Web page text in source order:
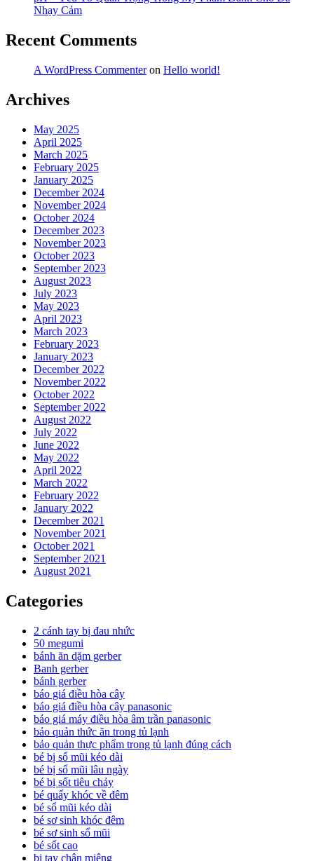
Nhạy Cảm
Recent Comments
A WordPress Commenteron Hello world!
Archives
May 2025
April 2025
March 2025
February 2025
January 2025
December 2024
November 2024
October 2024
December 2023
November 2023
October 2023
September 2023
August 2023
July 2023
May 2023
April 2023
March 2023
February 2023
January 2023
December 2022
November 2022
October 2022
September 2022
August 2022
July 2022
June 2022
May 2022
April 2022
March 2022
February 2022
January 2022
December 2021
November 2021
October 2021
September 2021
August 2021
Categories
2 cánh tay bị đau nhức
50 megumi
bánh ăn dặm gerber
Banh gerber
bánh gerber
báo giá điều hòa cây
báo giá điều hòa cây panasonic
báo giá máy điều hòa âm trần panasonic
bảo quản thức ăn trong tủ lạnh
bảo quản thực phẩm trong tủ lạnh đúng cách
bé bị sổ mũi kéo dài
bé bị sổ mũi lâu ngày
bé bị sốt tiêu chảy
bé quấy khóc về đêm
bé sổ mũi kéo dài
bé sơ sinh khóc đêm
bé sơ sinh sổ mũi
bé sốt cao
bị tay chân miệng